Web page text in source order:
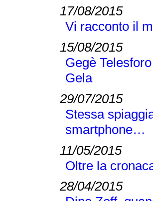
17/08/2015
Vi racconto il
15/08/2015
Gegè
Gela
29/07/2015
Stessa
smartphone…
11/05/2015
Oltre la
28/04/2015